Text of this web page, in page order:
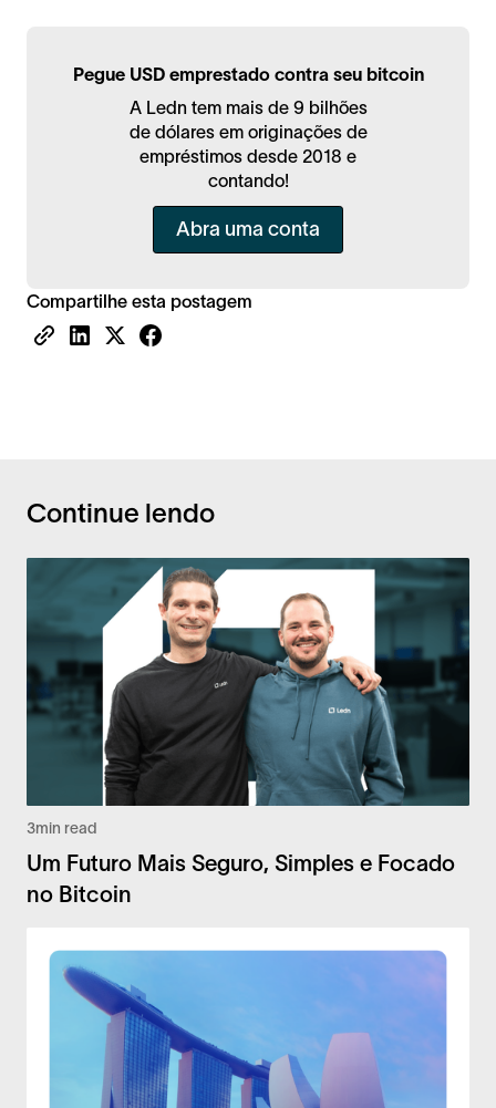
Pegue USD emprestado contra seu bitcoin
A Ledn tem mais de 9 bilhões
de dólares em originações de
empréstimos desde 2018 e
contando!
Abra uma conta
Compartilhe esta postagem
Continue lendo
3min read
Um Futuro Mais Seguro, Simples e Focado
no Bitcoin